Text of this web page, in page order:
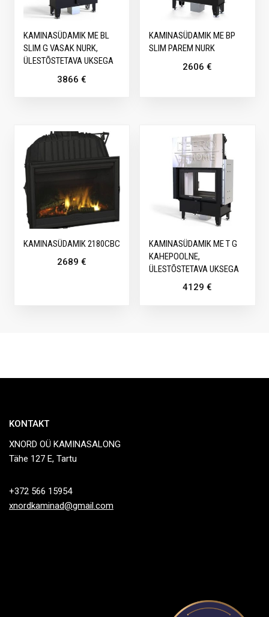
KAMINASÜDAMIK ME BL
SLIM G VASAK NURK,
ÜLESTÕSTETAVA UKSEGA
3866 €
KAMINASÜDAMIK ME BP
SLIM PAREM NURK
2606€
KAMINASÜDAMIK 2180CBC
2689 €
KAMINASÜDAMIK ME T G
KAHEPOOLNE,
ÜLESTÕSTETAVA UKSEGA
4129€
KONTAKT
XNORD OÜ KAMINASALONG
Tähe 127 E, Tartu
+372 566 15954
xnordkaminad@gmail.com